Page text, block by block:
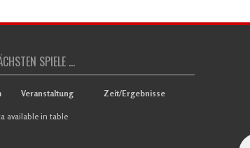
SPIELE ...
Veranstaltung Zeit/Ergebnisse
available in table